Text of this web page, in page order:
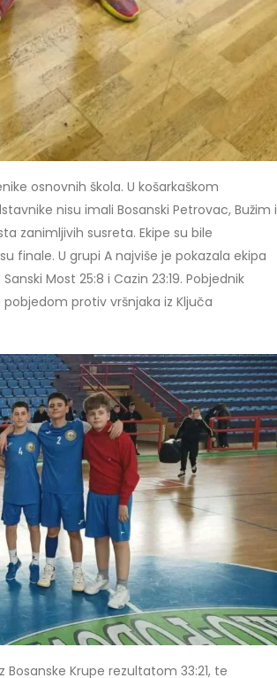
osnovnih škola. U košarkaškom
nisu imali Bosanski Petrovac, Bužim i
zanimljivih susreta. Ekipe su bile
finale. U grupi A najviše je pokazala ekipa
Most 25:8 i Cazin 23:19. Pobjednik
protiv vršnjaka iz Ključa
Krupe rezultatom 33:21, te